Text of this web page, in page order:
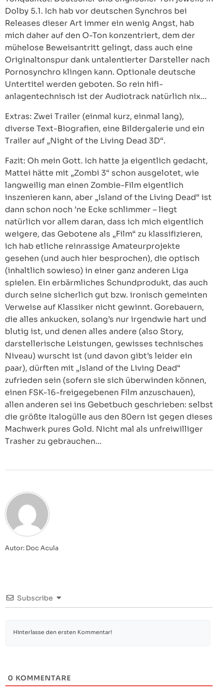
Dolby 5.1. Ich hab vor deutschen Synchros bei
Releases dieser Art immer ein wenig Angst, hab
mich daher auf den O-Ton konzentriert, dem der
mühelose Beweisantritt gelingt, dass auch eine
Originaltonspur dank untalentierter Darsteller nach
Pornosynchro klingen kann. Optionale deutsche
Untertitel werden geboten. So rein hifi-
anlagentechnisch ist der Audiotrack natürlich nix…
Extras: Zwei Trailer (einmal kurz, einmal lang),
diverse Text-Biografien, eine Bildergalerie und ein
Trailer auf „Night of the Living Dead 3D“.
Fazit: Oh mein Gott. Ich hatte ja eigentlich gedacht,
Mattei hätte mit „Zombi 3“ schon ausgelotet, wie
langweilig man einen Zombie-Film eigentlich
inszenieren kann, aber „Island of the Living Dead“ ist
dann schon noch ’ne Ecke schlimmer – liegt
natürlich vor allem daran, dass ich mich eigentlich
weigere, das Gebotene als „Film“ zu klassifizieren,
ich hab etliche reinrassige Amateurprojekte
gesehen (und auch hier besprochen), die optisch
(inhaltlich sowieso) in einer ganz anderen Liga
spielen. Ein erbärmliches Schundprodukt, das auch
durch seine sicherlich gut bzw. ironisch gemeinten
Verweise auf Klassiker nicht gewinnt. Gorebauern,
die alles ankucken, solang’s nur irgendwie hart und
blutig ist, und denen alles andere (also Story,
darstellerische Leistungen, gewisses technisches
Niveau) wurscht ist (und davon gibt’s leider ein
paar), dürften mit „Island of the Living Dead“
zufrieden sein (sofern sie sich überwinden können,
einen FSK-16-freigegebenen Film anzuschauen),
allen anderen sei ins Gebetbuch geschrieben: selbst
die größte Italogülle aus den 80ern ist gegen dieses
Machwerk pures Gold. Nicht mal als unfreiwilliger
Trasher zu gebrauchen…
Autor: Doc Acula
Subscribe
0 KOMMENTARE